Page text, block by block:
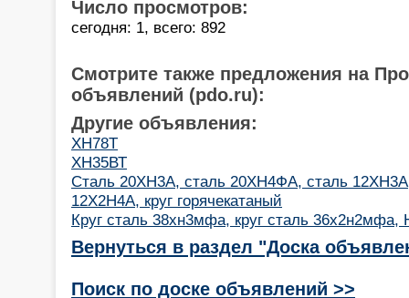
Число просмотров:
сегодня: 1, всего: 892
Смотрите также предложения на
объявлений (pdo.ru):
Другие объявления:
ХН78Т
ХН35ВТ
Сталь 20ХН3А, сталь 20ХН4ФА, сталь
12Х2Н4А, круг горячекатаный
Круг сталь 38хн3мфа, круг сталь
Вернуться в раздел "Доска
Поиск по доске объявлений >>